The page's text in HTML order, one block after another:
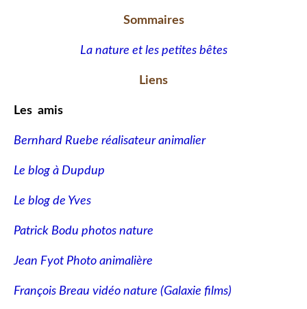
Sommaires
La nature et les petites bêtes
Liens
Les amis
Bernhard Ruebe réalisateur animalier
Le blog à Dupdup
Le blog de Yves
Patrick Bodu photos nature
Jean Fyot Photo animalière
François Breau vidéo nature (Galaxie films)